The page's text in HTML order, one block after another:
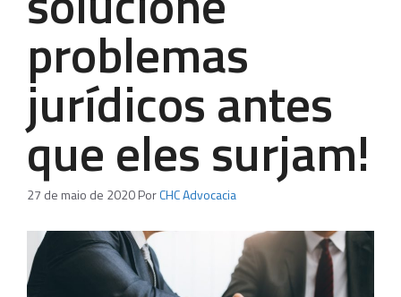
problemas
jurídicos antes
que eles surjam!
27 de maio de 2020PorCHC Advocacia